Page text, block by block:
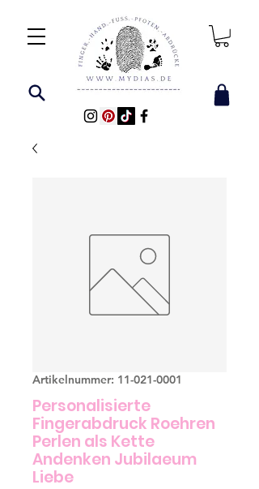
Artikelnummer: 11-021-0001
Personalisierte
Fingerabdruck Roehren
Perlen als Kette
Andenken Jubilaeum
Liebe